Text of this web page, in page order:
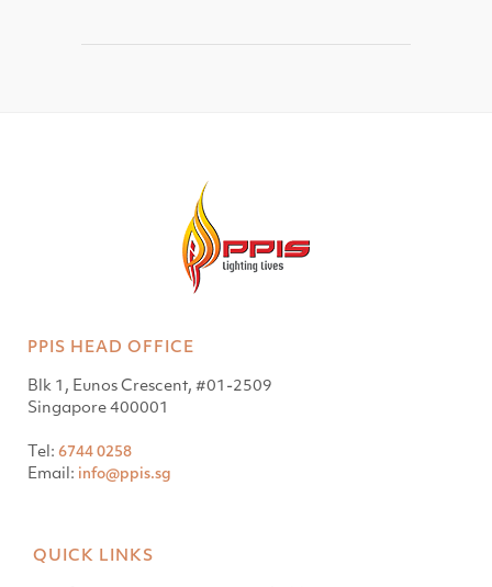
PPIS HEAD OFFICE
Blk 1, Eunos Crescent, #01-2509
Singapore 400001
Tel: 6744 0258
Email: info@ppis.sg
QUICK LINKS